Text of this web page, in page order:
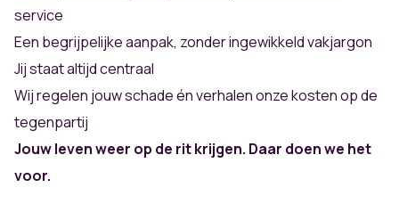
service
Een begrijpelijke aanpak, zonder ingewikkeld vakjargon
Jij staat altijd centraal
Wij regelen jouw schade én verhalen onze kosten op de
tegenpartij
Jouw leven weer op de rit krijgen. Daar doen we het
voor.